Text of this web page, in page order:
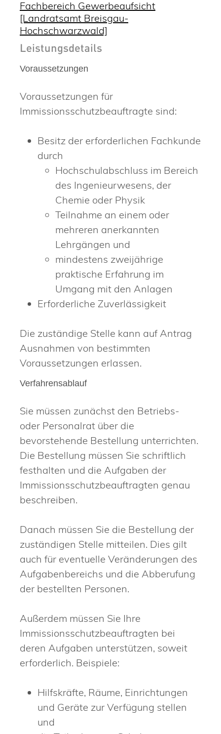
Fachbereich Gewerbeaufsicht
[Landratsamt Breisgau-
Hochschwarzwald]
Leistungsdetails
Voraussetzungen
Voraussetzungen für
Immissionsschutzbeauftragte sind:
Besitz der erforderlichen Fachkunde
durch
Hochschulabschluss im Bereich
des Ingenieurwesens, der
Chemie oder Physik
Teilnahme an einem oder
mehreren anerkannten
Lehrgängen und
mindestens zweijährige
praktische Erfahrung im
Umgang mit den Anlagen
Erforderliche Zuverlässigkeit
Die zuständige Stelle kann auf Antrag
Ausnahmen von bestimmten
Voraussetzungen erlassen.
Verfahrensablauf
Sie müssen zunächst den Betriebs-
oder Personalrat über die
bevorstehende Bestellung unterrichten.
Die Bestellung müssen Sie schriftlich
festhalten und die Aufgaben der
Immissionsschutzbeauftragten genau
beschreiben.
Danach müssen Sie die Bestellung der
zuständigen Stelle mitteilen. Dies gilt
auch für eventuelle Veränderungen des
Aufgabenbereichs und die Abberufung
der bestellten Personen.
Außerdem müssen Sie Ihre
Immissionsschutzbeauftragten bei
deren Aufgaben unterstützen, soweit
erforderlich. Beispiele:
Hilfskräfte, Räume, Einrichtungen
und Geräte zur Verfügung stellen
und